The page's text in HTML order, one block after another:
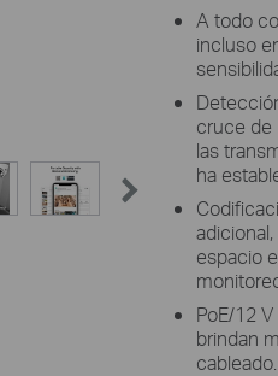
A todo
incluso
cruce de
las
ha
espacio
PoE/12
brindan
cableado.